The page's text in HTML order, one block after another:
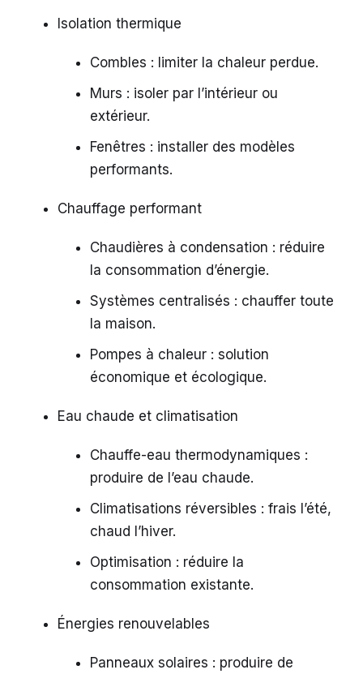
Isolation thermique
Combles : limiter la chaleur perdue.
Murs : isoler par l’intérieur ou
extérieur.
Fenêtres : installer des modèles
performants.
Chauffage performant
Chaudières à condensation : réduire
la consommation d’énergie.
Systèmes centralisés : chauffer toute
la maison.
Pompes à chaleur : solution
économique et écologique.
Eau chaude et climatisation
Chauffe-eau thermodynamiques :
produire de l’eau chaude.
Climatisations réversibles : frais l’été,
chaud l’hiver.
Optimisation : réduire la
consommation existante.
Énergies renouvelables
Panneaux solaires : produire de